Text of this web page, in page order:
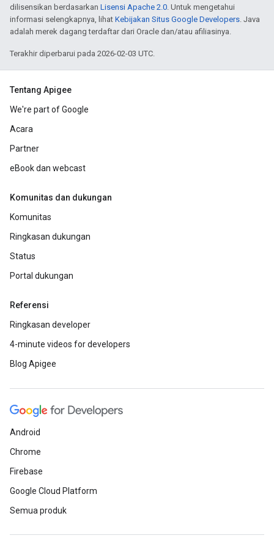
dilisensikan berdasarkan Lisensi Apache 2.0. Untuk mengetahui
informasi selengkapnya, lihat Kebijakan Situs Google Developers. Java
adalah merek dagang terdaftar dari Oracle dan/atau afiliasinya.
Terakhir diperbarui pada 2026-02-03 UTC.
Tentang Apigee
We're part of Google
Acara
Partner
eBook dan webcast
Komunitas dan dukungan
Komunitas
Ringkasan dukungan
Status
Portal dukungan
Referensi
Ringkasan developer
4-minute videos for developers
Blog Apigee
Android
Chrome
Firebase
Google Cloud Platform
Semua produk